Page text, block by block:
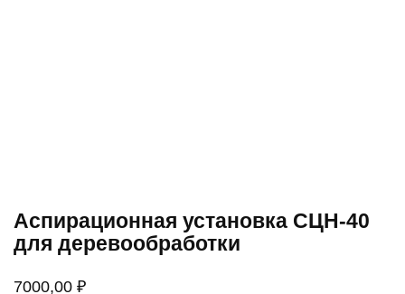
Аспирационная установка СЦН-40
для деревообработки
7000,00 ₽